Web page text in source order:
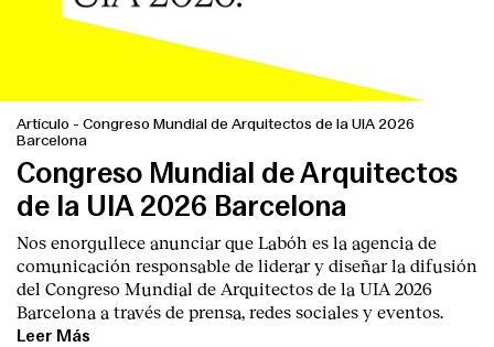
Artículo - Congreso Mundial de Arquitectos de la UIA 2026
Barcelona
Congreso Mundial de Arquitectos
de la UIA 2026 Barcelona
Nos enorgullece anunciar que Labóh es la agencia de
comunicación responsable de liderar y diseñar la difusión
del Congreso Mundial de Arquitectos de la UIA 2026
Barcelona a través de prensa, redes sociales y eventos.
Leer Más